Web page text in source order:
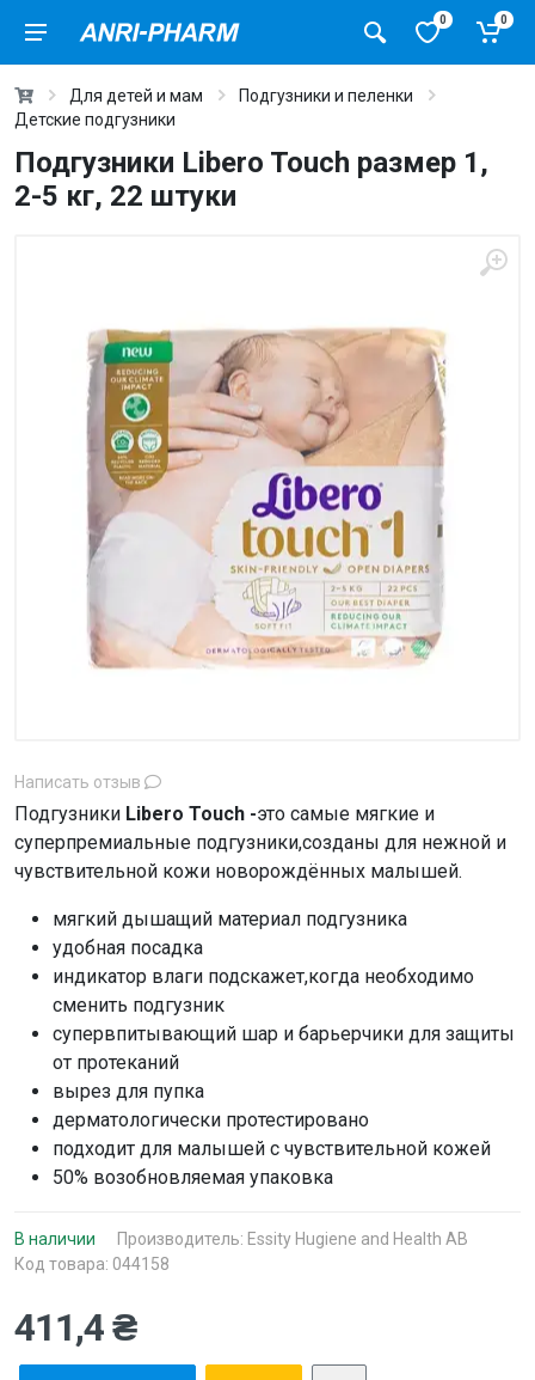
0 0
Для детей и мам
Подгузники и пеленки
Детские подгузники
Подгузники Libero Touch размер 1,
2-5 кг, 22 штуки
Написать отзыв
Подгузники Libero Touch -это самые мягкие и
cуперпремиальные подгузники,созданы для нежной и
чувствительной кожи новорождённых малышей.
мягкий дышащий материал подгузника
удобная посадка
индикатор влаги подскажет,когда необходимо
сменить подгузник
супервпитывающий шар и барьерчики для защиты
от протеканий
вырез для пупка
дерматологически протестировано
подходит для малышей с чувствительной кожей
50% возобновляемая упаковка
В наличии Производитель: Essity Hugiene and Health AB
Код товара: 044158
411,4 ₴